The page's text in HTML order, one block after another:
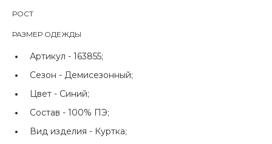
РОСТ
РАЗМЕР ОДЕЖДЫ
Артикул - 163855;
Сезон - Демисезонный;
Цвет - Синий;
Состав - 100% ПЭ;
Вид изделия - Куртка;